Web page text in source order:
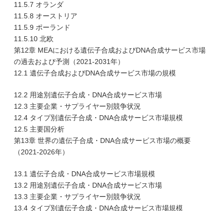
11.5.7 オランダ
11.5.8 オーストリア
11.5.9 ポーランド
11.5.10 北欧
第12章 MEAにおける遺伝子合成およびDNA合成サービス市場
の過去および予測（2021-2031年）
12.1 遺伝子合成およびDNA合成サービス市場の規模
12.2 用途別遺伝子合成・DNA合成サービス市場
12.3 主要企業・サプライヤー別競争状況
12.4 タイプ別遺伝子合成・DNA合成サービス市場規模
12.5 主要国分析
第13章 世界の遺伝子合成・DNA合成サービス市場の概要
（2021-2026年）
13.1 遺伝子合成・DNA合成サービス市場規模
13.2 用途別遺伝子合成・DNA合成サービス市場
13.3 主要企業・サプライヤー別競争状況
13.4 タイプ別遺伝子合成・DNA合成サービス市場規模